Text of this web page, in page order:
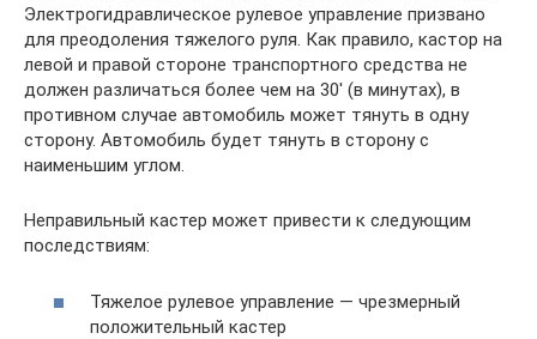
Электрогидравлическое рулевое управление призвано
для преодоления тяжелого руля. Как правило, кастор на
левой и правой стороне транспортного средства не
должен различаться более чем на 30′ (в минутах), в
противном случае автомобиль может тянуть в одну
сторону. Автомобиль будет тянуть в сторону с
наименьшим углом.
Неправильный кастер может привести к следующим
последствиям:
Тяжелое рулевое управление — чрезмерный
положительный кастер